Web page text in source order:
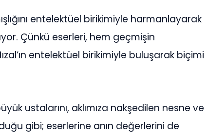
entelektüel birikimiyle harmanlayarak
Çünkü eserleri, hem geçmişin
entelektüel birikimiyle buluşarak biçimi
ustalarını, aklımıza nakşedilen nesne ve
gibi; eserlerine anın değerlerini de